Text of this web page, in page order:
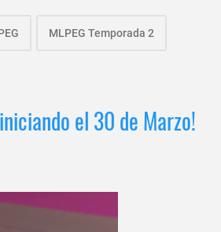
MLPEG Temporada 2
el 30 de Marzo!